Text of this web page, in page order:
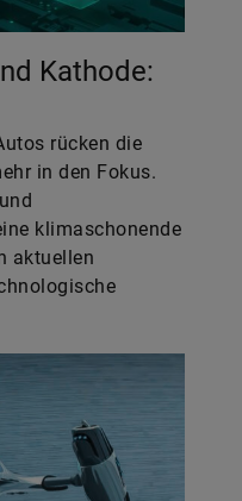
Kathode:
rücken die
in den Fokus.
klimaschonende
aktuellen